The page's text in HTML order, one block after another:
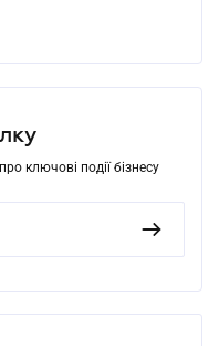
ключові події бізнесу